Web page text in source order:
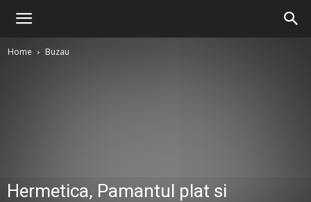
Home Buzau
Hermetica, Pamantul plat si